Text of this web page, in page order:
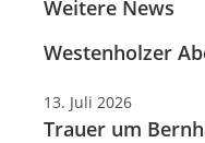
Weitere News
Westenholzer
13. Juli 2026
Trauer um